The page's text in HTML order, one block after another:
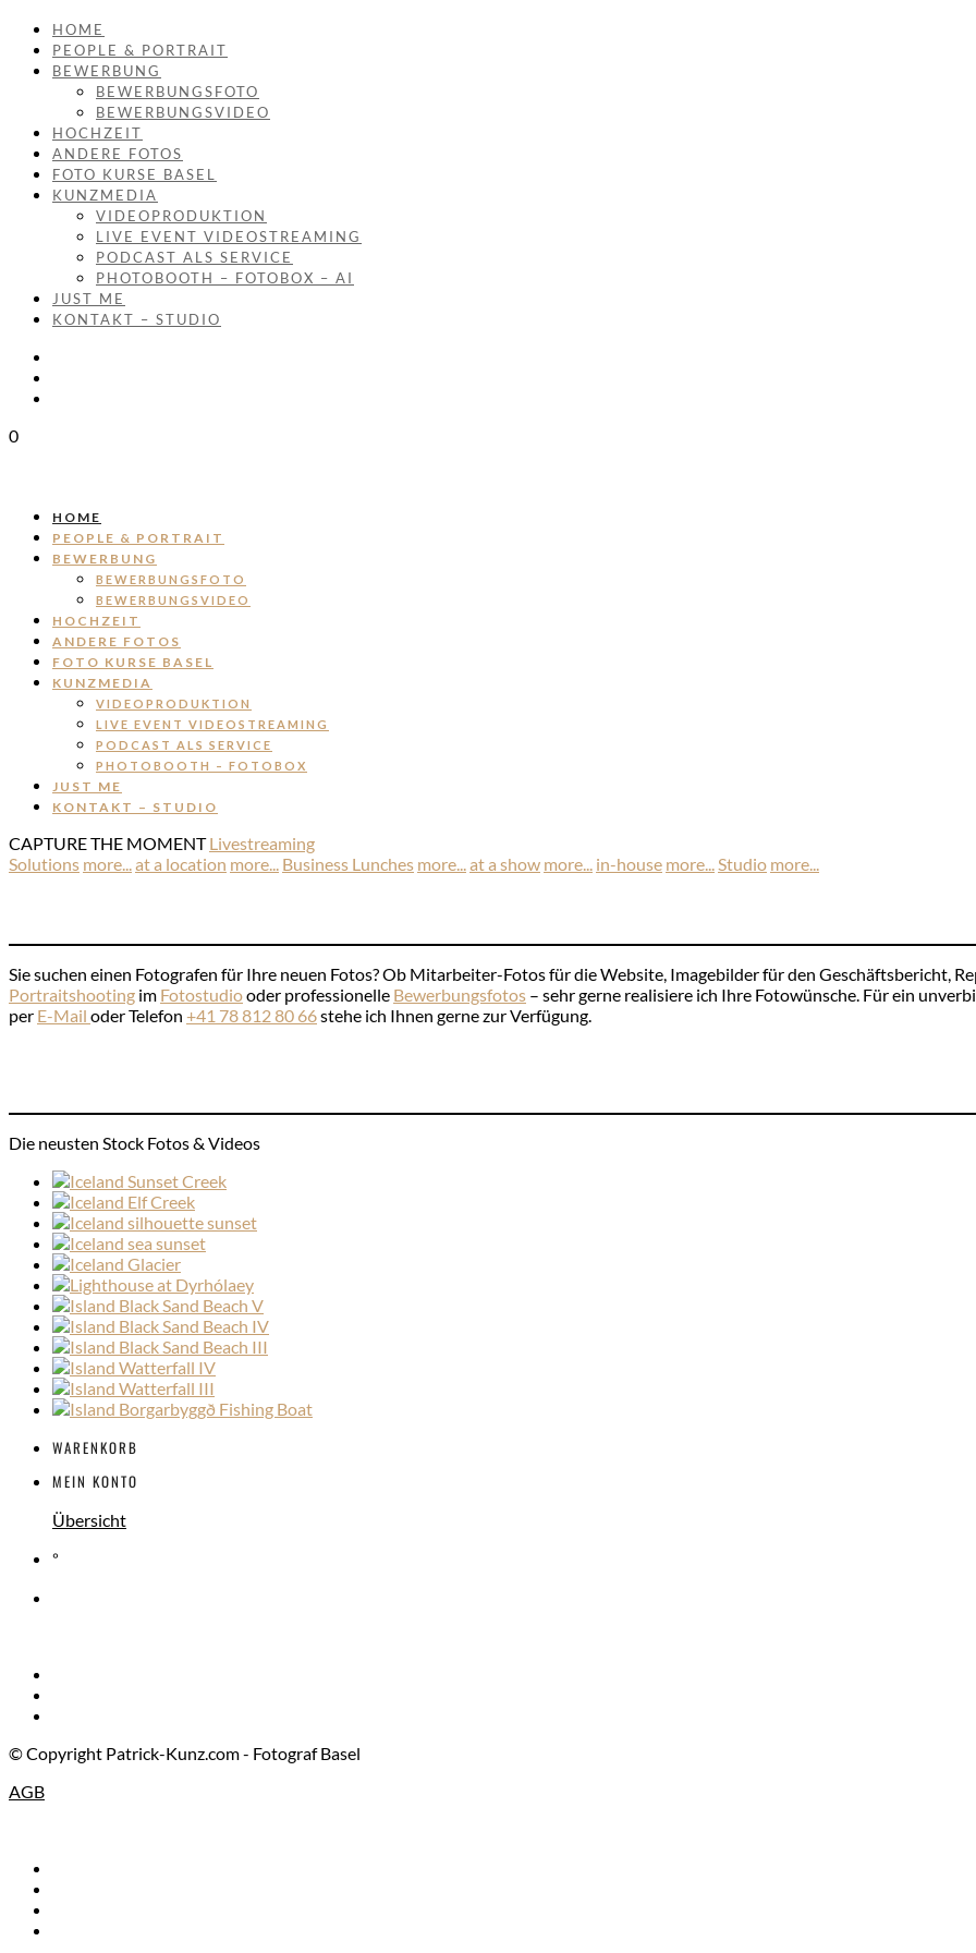
HOME
PEOPLE & PORTRAIT
BEWERBUNG
BEWERBUNGSFOTO
BEWERBUNGSVIDEO
HOCHZEIT
ANDERE FOTOS
FOTO KURSE BASEL
KUNZMEDIA
VIDEOPRODUKTION
LIVE EVENT VIDEOSTREAMING
PODCAST ALS SERVICE
PHOTOBOOTH – FOTOBOX – AI
JUST ME
KONTAKT – STUDIO
0
HOME
PEOPLE & PORTRAIT
BEWERBUNG
BEWERBUNGSFOTO
BEWERBUNGSVIDEO
HOCHZEIT
ANDERE FOTOS
FOTO KURSE BASEL
KUNZMEDIA
VIDEOPRODUKTION
LIVE EVENT VIDEOSTREAMING
PODCAST ALS SERVICE
PHOTOBOOTH – FOTOBOX
JUST ME
KONTAKT – STUDIO
CAPTURETHE MOMENT Livestreaming
Solutions more...at a location more... Business Lunches more...at a show more... in-house more...Studio more...
Sie suchen einen Fotografen für Ihre neuen Fotos? Ob Mitarbeiter-Fotos für die Website, Imagebilder für den Geschäftsbericht,
Portraitshooting im Fotostudiooder professionelle Bewerbungsfotos – sehr gerne realisiere ich Ihre Fotowünsche. Für ein
per E-Mail oder Telefon +41 78 812 80 66stehe ich Ihnen gerne zur Verfügung.
Die neusten Stock Fotos & Videos
WARENKORB
MEIN KONTO
Übersicht
°
© Copyright Patrick-Kunz.com - Fotograf Basel
AGB